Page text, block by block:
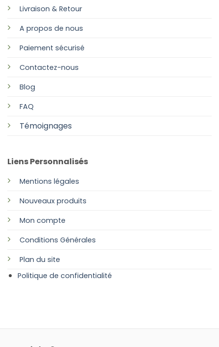
Livraison & Retour
A propos de nous
Paiement sécurisé
Contactez-nous
Blog
FAQ
Témoignages
Liens Personnalisés
Mentions légales
Nouveaux produits
Mon compte
Conditions Générales
Plan du site
Politique de confidentialité